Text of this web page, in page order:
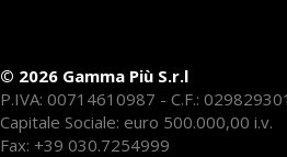
© 2026 Gamma Più S.r.l
P.IVA: 00714610987 - C.F.:
Capitale Sociale: euro 500.000,00 i.v.
Fax: +39 030.7254999